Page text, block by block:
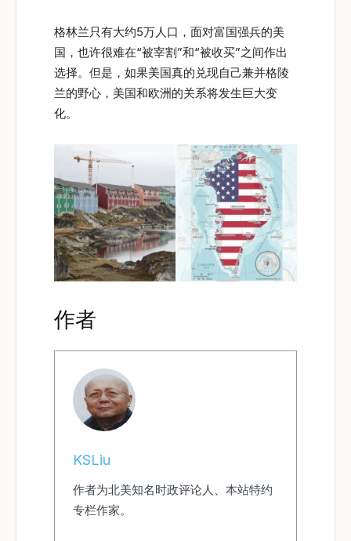
格林兰只有大约5万人口，面对富国强兵的美
国，也许很难在“被宰割”和“被收买”之间作出
选择。但是，如果美国真的兑现自己兼并格陵
兰的野心，美国和欧洲的关系将发生巨大变
化。
作者
KSLiu
作者为北美知名时政评论人、本站特约
专栏作家。